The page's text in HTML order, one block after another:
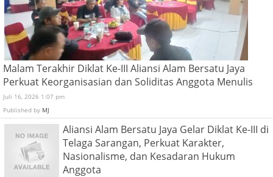
Malam Terakhir Diklat Ke-III Aliansi Alam Bersatu Jaya
Perkuat Keorganisasian dan Soliditas Anggota Menulis
Juli 16, 2026 1:07 pm
Published by MJ
Aliansi Alam Bersatu Jaya Gelar Diklat Ke-III di
Telaga Sarangan, Perkuat Karakter,
Nasionalisme, dan Kesadaran Hukum
Anggota